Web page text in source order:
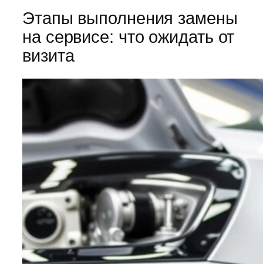
Этапы выполнения замены
на сервисе: что ожидать от
визита